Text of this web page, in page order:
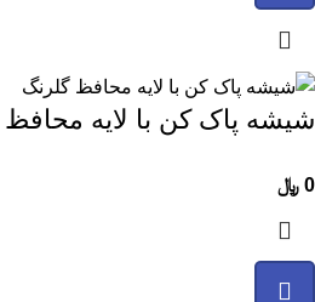
شیشه پاک‌ کن با لایه
0 ﷼